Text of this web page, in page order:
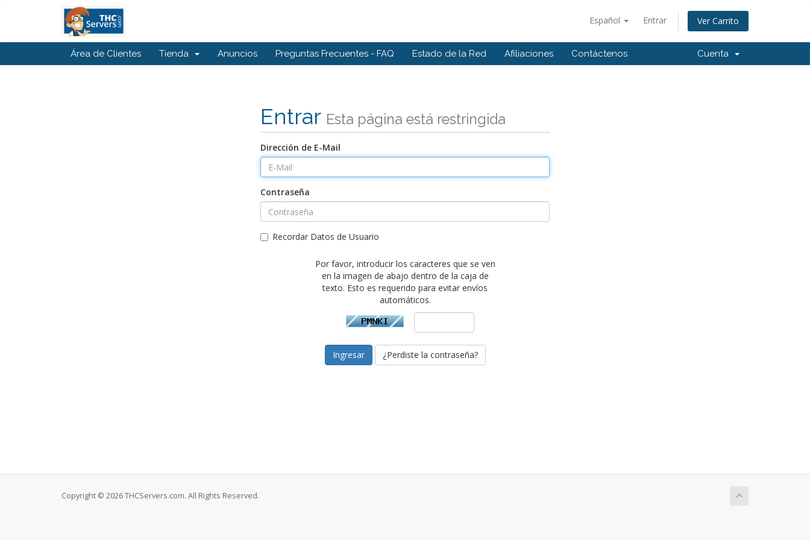
Español Entrar Ver Carrito
Área de Clientes Tienda Anuncios Preguntas Frecuentes - FAQ Estado de la Red Afiliaciones Contáctenos Cuenta
Entrar Esta página está restringida
Dirección de E-Mail
Contraseña
Recordar Datos de Usuario
Por favor, introducir los caracteres que se ven
en la imagen de abajo dentro de la caja de
texto. Esto es requerido para evitar envíos
automáticos.
¿Perdiste la contraseña?
Copyright © 2026 THCServers.com. All Rights Reserved.